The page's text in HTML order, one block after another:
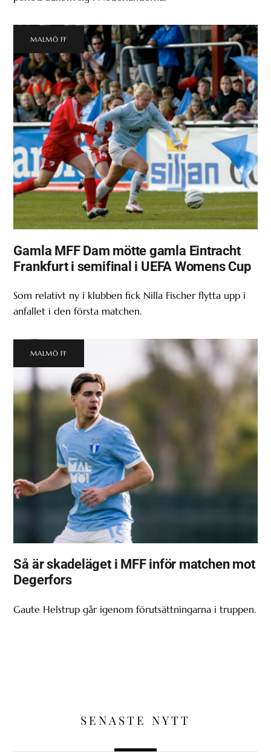
MALMÖ FF
Gamla MFF Dam mötte gamla Eintracht
Frankfurt i semifinal i UEFA Womens Cup
Som relativt ny i klubben fick Nilla Fischer flytta upp i
anfallet i den första matchen.
MALMÖ FF
Så är skadeläget i MFF inför matchen mot
Degerfors
Gaute Helstrup går igenom förutsättningarna i truppen.
SENASTE NYTT